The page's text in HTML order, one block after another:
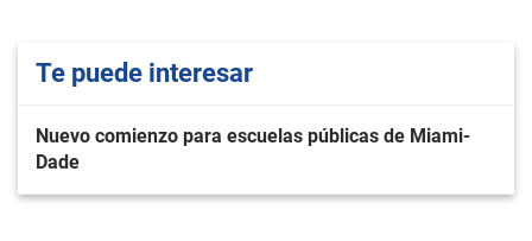
Te puede interesar
Nuevo comienzo para escuelas públicas de Miami-
Dade